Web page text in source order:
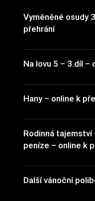
Vyměněné osudy
přehrání
Na lovu 5 – 3.díl –
Hany – online k
Rodinná tajemství
peníze – online k
Další vánoční